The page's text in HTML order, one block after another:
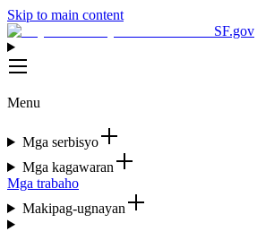
Skip to main content
SF.gov
Menu
Mga serbisyo
Mga kagawaran
Mga trabaho
Makipag-ugnayan